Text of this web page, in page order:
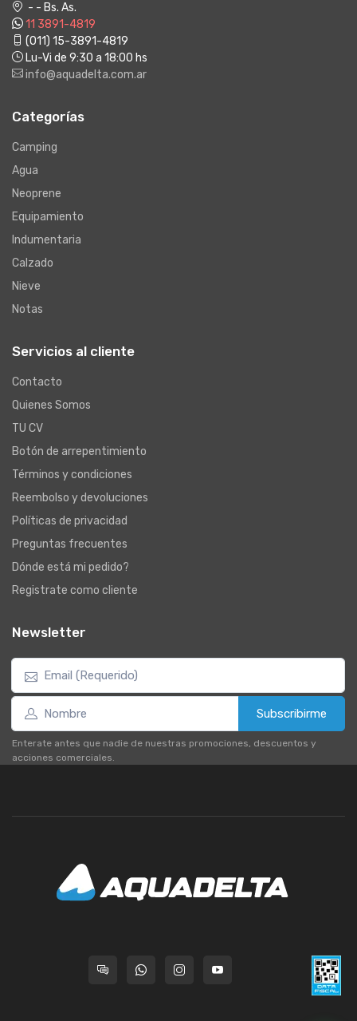
- - Bs. As.
11 3891-4819
(011) 15-3891-4819
Lu-Vi de 9:30 a 18:00 hs
info@aquadelta.com.ar
Categorías
Camping
Agua
Neoprene
Equipamiento
Indumentaria
Calzado
Nieve
Notas
Servicios al cliente
Contacto
Quienes Somos
TU CV
Botón de arrepentimiento
Términos y condiciones
Reembolso y devoluciones
Políticas de privacidad
Preguntas frecuentes
Dónde está mi pedido?
Registrate como cliente
Newsletter
Subscribirme
Enterate antes que nadie de nuestras promociones, descuentos y
acciones comerciales.